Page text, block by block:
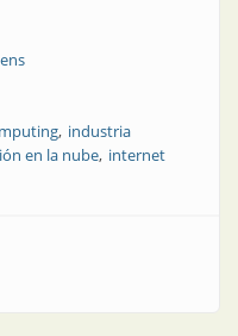
industria
en la nube internet
el análisis de datos de